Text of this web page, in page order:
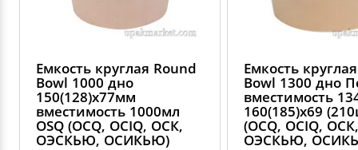
Емкость круглая Round
Bowl 1000 дно
150(128)х77мм
вместимость 1000мл
OSQ (OCQ, OCIQ, ОСК,
ОЭСКЬЮ, ОСИКЬЮ)
Емкость
Bowl 1300 дно
вместимость
160(185)х69
(OCQ, OCIQ, ОСК,
ОЭСКЬЮ,